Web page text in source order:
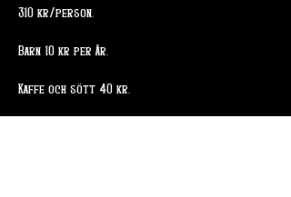
310 kr/person.
Barn 10 kr per år.
Kaffe och sött 40 kr.